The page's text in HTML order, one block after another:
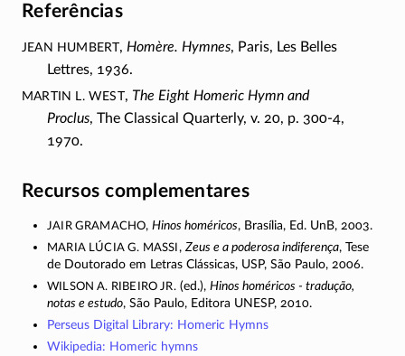
Referências
Jean Humbert, Homère. Hymnes, Paris, Les Belles
Lettres, 1936.
Martin L. West, The Eight Homeric Hymn and
Proclus, The Classical Quarterly, v. 20, p. 300-4,
1970.
Recursos complementares
Jair Gramacho,Hinos homéricos, Brasília, Ed. UnB, 2003.
Maria Lúcia G. Massi, Zeus e a poderosa indiferença, Tese
de Doutorado em Letras Clássicas, USP, São Paulo, 2006.
Wilson A. Ribeiro Jr.(ed.), Hinos homéricos - tradução,
notas e estudo, São Paulo, Editora UNESP, 2010.
Perseus Digital Library: Homeric Hymns
Wikipedia: Homeric hymns